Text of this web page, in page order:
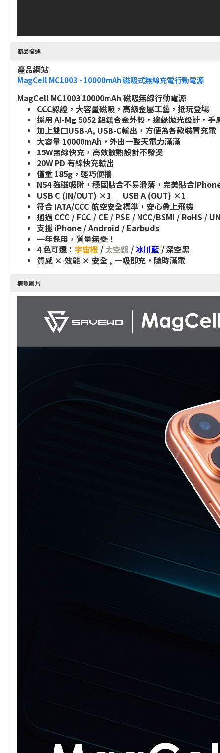
商品描述
產品網站
MagCell MC1003 - 10000mAh 磁吸式無線充電行動電源
MagCell MC1003 10000mAh 磁吸無線行動電源
CCC認證，大容量磁吸，高級金屬工藝，抵玩登場
採用 AI-Mg 5052 鋁鎂合金外殼，邊緣拋光設計，
加上雙口USB-A, USB-C輸出，方便為各款裝置充電
大容量 10000mAh，外出一整天電力滿滿
15W無線快充，高效散熱設計不發燙
20W PD 有線快充輸出
僅重 185g，輕巧便攜
N54 強磁吸附，穩固貼合不易滑落，完美貼合
USB C (IN/OUT) ×1 ｜ USB A (OUT) ×1
符合 IATA/CCC 航空安全標準，安心帶上飛機
通過 CCC / FCC / CE / PSE / NCC/BSMI / RoHS /
支援 iPhone / Android / Earbuds
一年保用，質量無憂！
4 色可選： 宇宙橙 /太空銀 /冰川藍 / 深空黑
質感 × 效能 × 安全 , 一吸即充，隨時滿電
概覽圖片